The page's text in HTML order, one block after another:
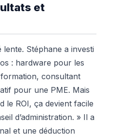
et
Stéphane a investi
: hardware pour les
consultant
pour une PME. Mais
le ROI, ça devient facile
d’administration. » Il a
et une déduction